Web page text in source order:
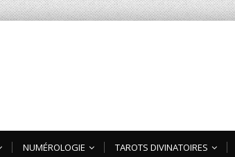
NUMÉROLOGIE TAROTS DIVINATOIRES